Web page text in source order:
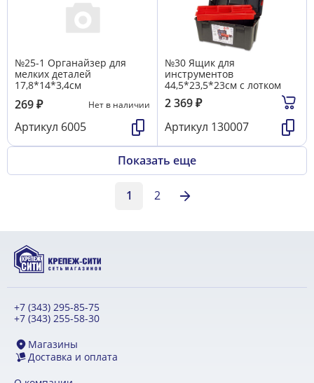
№25-1 Органайзер для
мелких деталей
17,8*14*3,4см
269₽ Нет в наличии
Артикул 6005
№30 Ящик для
инструментов
44,5*23,5*23см с лотком
2 369₽
Артикул 130007
Показать еще
1 2
+7 (343) 295-85-75
+7 (343) 255-58-30
Магазины
Доставка и оплата